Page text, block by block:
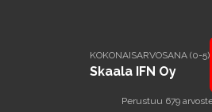
KOKONAISARVOSANA (0-5)
Skaala IFN Oy
Perustuu 679